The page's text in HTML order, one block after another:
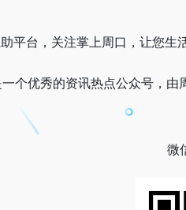
平台，关注掌上周口，让您生
个优秀的资讯热点公众号，
微